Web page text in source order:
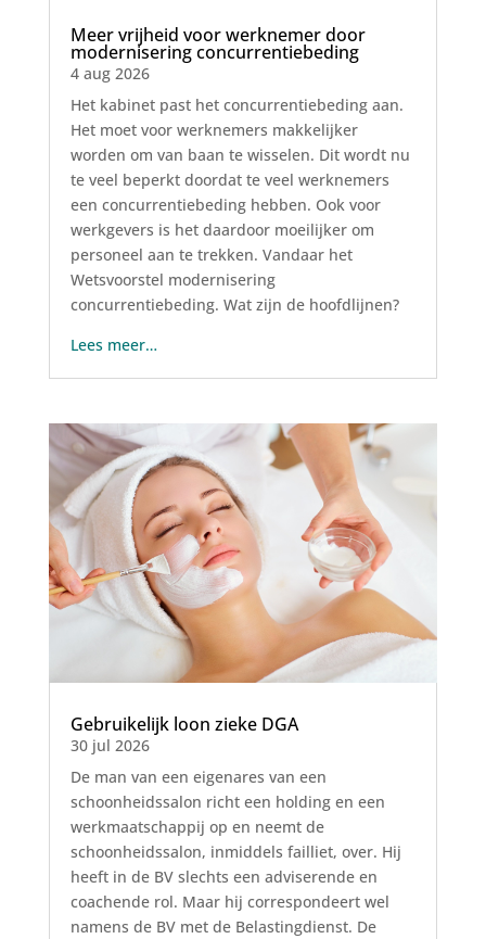
Meer vrijheid voor werknemer door
modernisering concurrentiebeding
4 aug 2026
Het kabinet past het concurrentiebeding aan.
Het moet voor werknemers makkelijker
worden om van baan te wisselen. Dit wordt nu
te veel beperkt doordat te veel werknemers
een concurrentiebeding hebben. Ook voor
werkgevers is het daardoor moeilijker om
personeel aan te trekken. Vandaar het
Wetsvoorstel modernisering
concurrentiebeding. Wat zijn de hoofdlijnen?
Lees meer…
Gebruikelijk loon zieke DGA
30 jul 2026
De man van een eigenares van een
schoonheidssalon richt een holding en een
werkmaatschappij op en neemt de
schoonheidssalon, inmiddels failliet, over. Hij
heeft in de BV slechts een adviserende en
coachende rol. Maar hij correspondeert wel
namens de BV met de Belastingdienst. De